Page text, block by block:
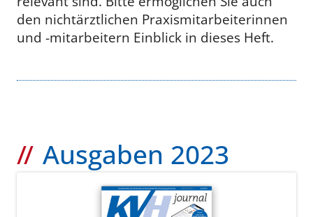
den nichtärztlichen Praxismitarbeiterinnen
und -mitarbeitern Einblick in dieses Heft.
Ausgaben 2023